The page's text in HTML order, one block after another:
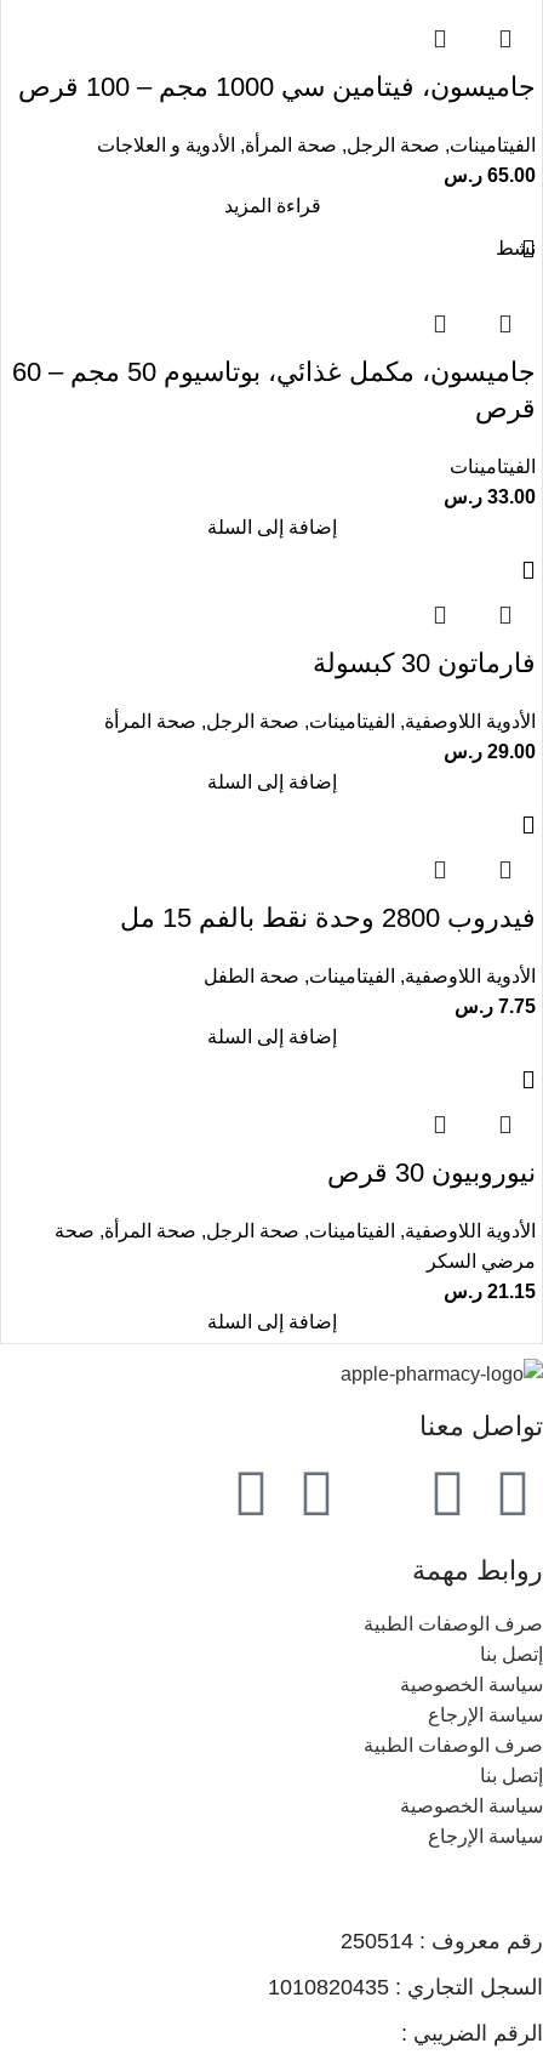
جاميسون، فيتامين سي 1000 مجم – 100 قرص
الفيتامينات, صحة الرجل, صحة المرأة, الأدوية و العلاجات
65.00 ر.س
قراءة المزيد
نشط
جاميسون، مكمل غذائي، بوتاسيوم 50 مجم – 60
قرص
الفيتامينات
33.00 ر.س
إضافة إلى السلة
فارماتون 30 كبسولة
الأدوية اللاوصفية, الفيتامينات, صحة الرجل, صحة المرأة
29.00 ر.س
إضافة إلى السلة
فيدروب 2800 وحدة نقط بالفم 15 مل
الأدوية اللاوصفية, الفيتامينات, صحة الطفل
7.75 ر.س
إضافة إلى السلة
نيوروبيون 30 قرص
الأدوية اللاوصفية, الفيتامينات, صحة الرجل, صحة المرأة, صحة
مرضي السكر
21.15 ر.س
إضافة إلى السلة
تواصل معنا
روابط مهمة
صرف الوصفات الطبية
إتصل بنا
سياسة الخصوصية
سياسة الإرجاع
صرف الوصفات الطبية
إتصل بنا
سياسة الخصوصية
سياسة الإرجاع
رقم معروف : 250514
السجل التجاري : 1010820435
الرقم الضريبي :